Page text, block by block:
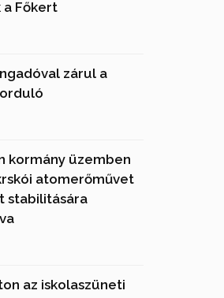
Főkert
zárul a
kormány üzemben
atomerőművet
stabilitására
az iskolaszüneti